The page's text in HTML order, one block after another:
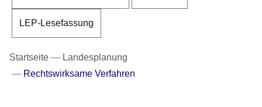
LEP-Lesefassung
Startseite
Landesplanung
Rechtswirksame Verfahren